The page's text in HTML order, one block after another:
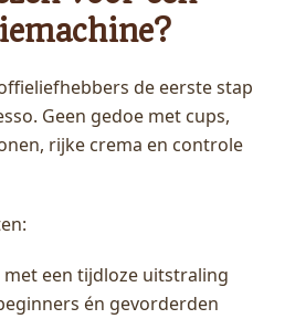
de eerste stap
Geen gedoe met cups,
rijke crema en controle
een tijdloze uitstraling
én gevorderden